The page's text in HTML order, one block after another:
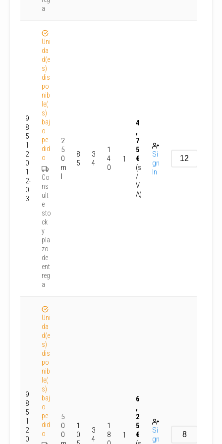
a
9
8
5
1
2
0
1
2-
0
3
Uni
da
d(e
s)
dis
po
nib
le(
s)
baj
o
pe
did
o
Co
ns
ult
e
sto
ck
y
pla
zo
de
ent
reg
a
2
5
0
m
l
8
5
3
4
1
4
0
1
4
,
7
5
€
(s
/I
V
A)
Si
gn
In
9
8
5
1
2
0
Uni
da
d(e
s)
dis
po
nib
le(
s)
baj
o
pe
did
o
5
0
0
1
0
3
4
1
8
1
6
,
2
5
€
Si
gn